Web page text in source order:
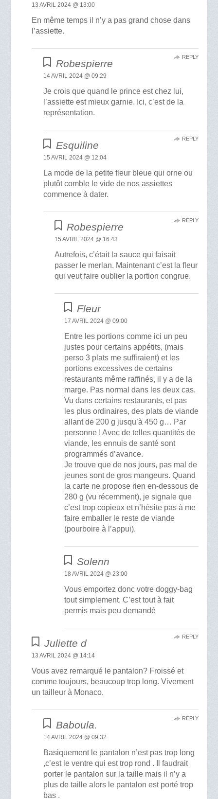
13 AVRIL 2024 @ 13:00
En même temps il n’y a pas grand chose dans
l’assiette.
Robespierre
14 AVRIL 2024 @ 09:29
Je crois que quand le prince est chez lui,
l’assiette est mieux garnie. Ici, c’est de la
représentation.
REPLY
Esquiline
15 AVRIL 2024 @ 12:04
La mode de la petite fleur bleue qui orne ou
plutôt comble le vide de nos assiettes
commence à dater.
REPLY
Robespierre
15 AVRIL 2024 @ 16:43
Autrefois, c’était la sauce qui faisait
passer le merlan. Maintenant c’est la fleur
qui veut faire oublier la portion congrue.
REPLY
Fleur
17 AVRIL 2024 @ 09:00
Entre les portions comme ici un peu
justes pour certains appétits, (mais
perso 3 plats me suffiraient) et les
portions excessives de certains
restaurants même raffinés, il y a de la
marge. Pas normal dans les deux cas.
Vu dans certains restaurants, et pas
les plus ordinaires, des plats de viande
allant de 200 g jusqu’à 450 g… Par
personne ! Avec de telles quantités de
viande, les ennuis de santé sont
programmés d’avance.
Je trouve que de nos jours, pas mal de
jeunes sont de gros mangeurs. Quand
la carte ne propose rien en-dessous de
280 g (vu récemment), je signale que
c’est trop copieux et n’hésite pas à me
faire emballer le reste de viande
(pourboire à l’appui).
Solenn
18 AVRIL 2024 @ 23:00
Vous emportez donc votre doggy-bag
tout simplement. C’est tout à fait
permis mais peu demandé
Juliette d
13 AVRIL 2024 @ 14:14
Vous avez remarqué le pantalon? Froissé et
comme toujours, beaucoup trop long. Vivement
un tailleur à Monaco.
REPLY
Baboula.
14 AVRIL 2024 @ 09:32
Basiquement le pantalon n’est pas trop long
,c’est le ventre qui est trop rond . Il faudrait
porter le pantalon sur la taille mais il n’y a
plus de taille alors le pantalon est porté trop
bas .
REPLY